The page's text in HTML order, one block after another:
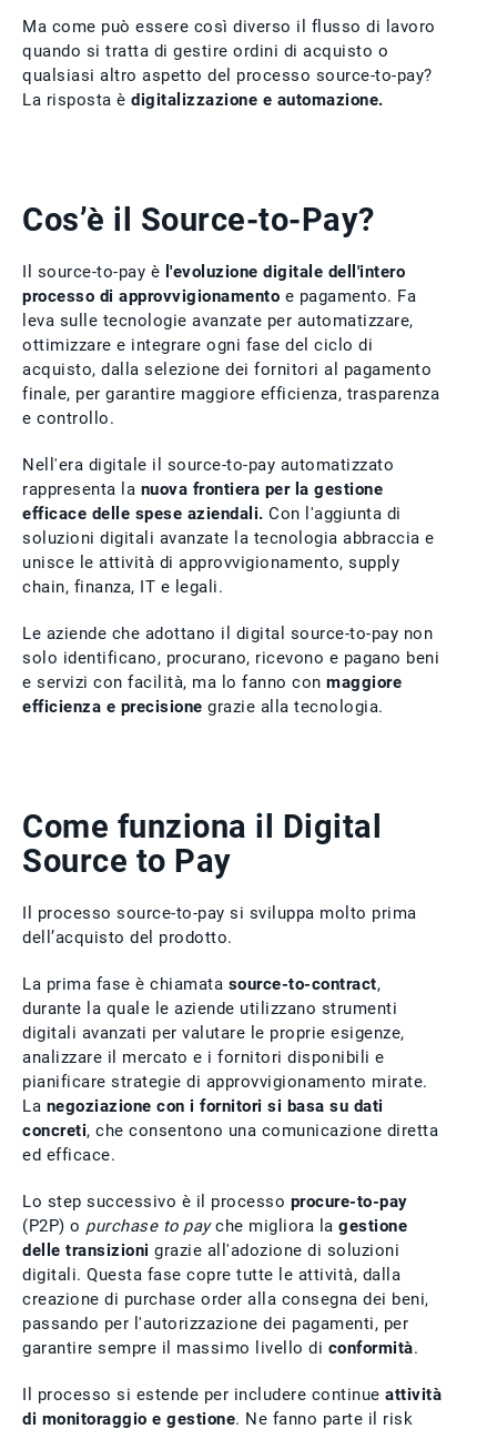
Ma come può essere così diverso il flusso di lavoro
quando si tratta di gestire ordini di acquisto o
qualsiasi altro aspetto del processo source-to-pay?
La risposta è digitalizzazione e automazione.
Cos’è il Source-to-Pay?
Il source-to-pay è l'evoluzione digitale dell'intero
processo di approvvigionamento e pagamento. Fa
leva sulle tecnologie avanzate per automatizzare,
ottimizzare e integrare ogni fase del ciclo di
acquisto, dalla selezione dei fornitori al pagamento
finale, per garantire maggiore efficienza, trasparenza
e controllo.
Nell'era digitale il source-to-pay automatizzato
rappresenta la nuova frontiera per la gestione
efficace delle spese aziendali. Con l'aggiunta di
soluzioni digitali avanzate la tecnologia abbraccia e
unisce le attività di approvvigionamento, supply
chain, finanza, IT e legali.
Le aziende che adottano il digital source-to-pay non
solo identificano, procurano, ricevono e pagano beni
e servizi con facilità, ma lo fanno con maggiore
efficienza e precisione grazie alla tecnologia.
Come funziona il Digital
Source to Pay
Il processo source-to-pay si sviluppa molto prima
dell’acquisto del prodotto.
La prima fase è chiamata source-to-contract,
durante la quale le aziende utilizzano strumenti
digitali avanzati per valutare le proprie esigenze,
analizzare il mercato e i fornitori disponibili e
pianificare strategie di approvvigionamento mirate.
La negoziazione con i fornitori si basa su dati
concreti, che consentono una comunicazione diretta
ed efficace.
Lo step successivo è il processo procure-to-pay
(P2P) o purchase to payche migliora la gestione
delle transizioni grazie all'adozione di soluzioni
digitali. Questa fase copre tutte le attività, dalla
creazione di purchase order alla consegna dei beni,
passando per l'autorizzazione dei pagamenti, per
garantire sempre il massimo livello di conformità.
Il processo si estende per includere continue attività
di monitoraggio e gestione. Ne fanno parte il risk